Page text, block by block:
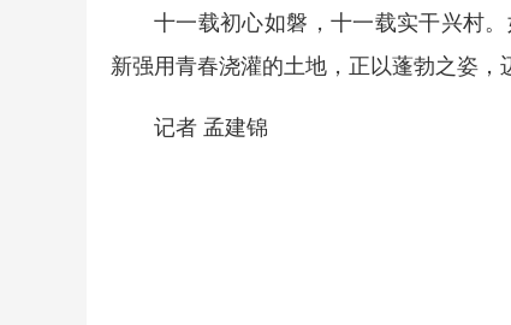
十一载初心如磐，十一载实干兴村
新强用青春浇灌的土地，正以蓬勃之姿，
记者 孟建锦